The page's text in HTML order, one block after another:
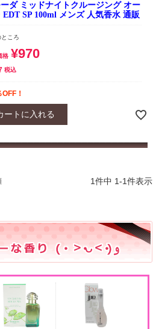
ダ ミッドナイトクルージング オー
EDT SP 100ml メンズ 人気香水 通販
ところ
格 ¥970
税込
！
ートに入れる
1件中 1-1件表示